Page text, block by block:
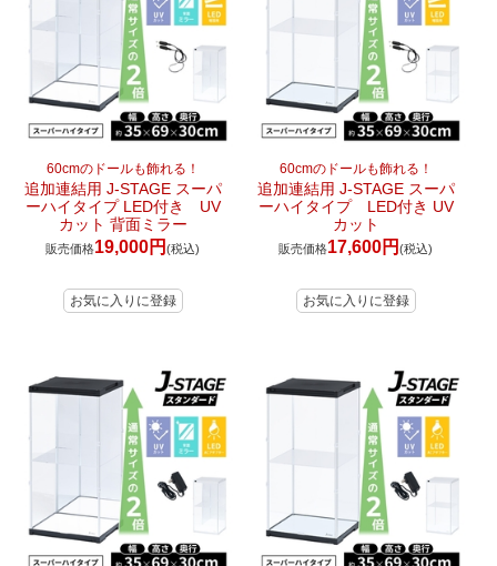
60cmのドールも飾れる！
追加連結用 J-STAGE スーパ
ーハイタイプ LED付き UV
カット 背面ミラー
販売価格19,000円(税込)
60cmのドールも飾れる！
追加連結用 J-STAGE スーパ
ーハイタイプ LED付き UV
カット
販売価格17,600円(税込)